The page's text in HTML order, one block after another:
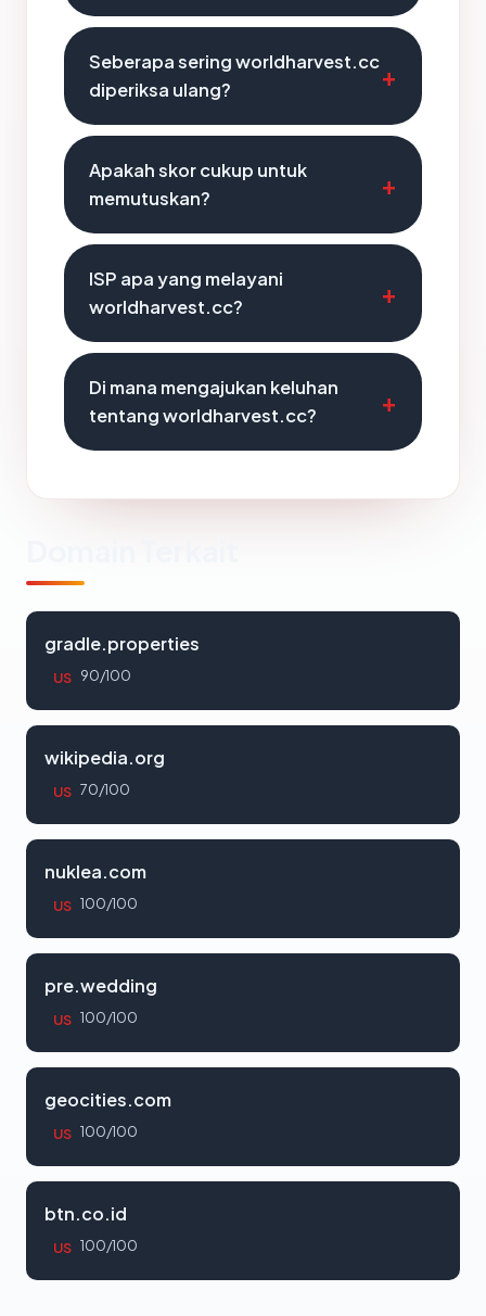
Seberapa sering worldharvest.cc
diperiksa ulang?
Apakah skor cukup untuk
memutuskan?
ISP apa yang melayani
worldharvest.cc?
Di mana mengajukan keluhan
tentang worldharvest.cc?
gradle.properties
US 90/100
wikipedia.org
US 70/100
nuklea.com
US 100/100
pre.wedding
US 100/100
geocities.com
US 100/100
btn.co.id
US 100/100